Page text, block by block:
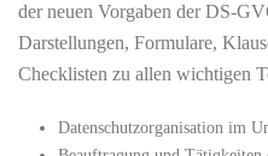
der neuen Vorgaben der DS-
Darstellungen, Formulare,
Checklisten zu allen wichtigen
Datenschutzorganisation im